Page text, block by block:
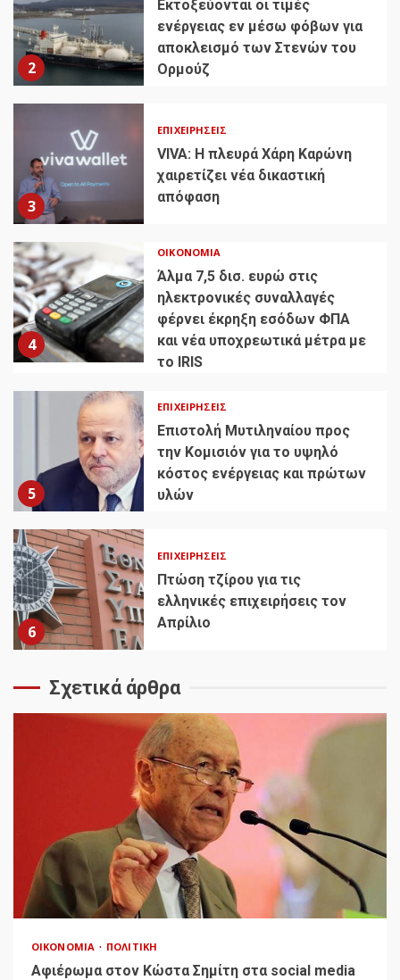
2
Εκτοξεύονται οι τιμές
ενέργειας εν μέσω φόβων για
αποκλεισμό των Στενών του
Ορμούζ
3
ΕΠΙΧΕΙΡΉΣΕΙΣ
VIVA: Η πλευρά Χάρη Καρώνη
χαιρετίζει νέα δικαστική
απόφαση
4
ΟΙΚΟΝΟΜΊΑ
Άλμα 7,5 δισ. ευρώ στις
ηλεκτρονικές συναλλαγές
φέρνει έκρηξη εσόδων ΦΠΑ
και νέα υποχρεωτικά μέτρα με
το IRIS
5
ΕΠΙΧΕΙΡΉΣΕΙΣ
Επιστολή Μυτιληναίου προς
την Κομισιόν για το υψηλό
κόστος ενέργειας και πρώτων
υλών
6
ΕΠΙΧΕΙΡΉΣΕΙΣ
Πτώση τζίρου για τις
ελληνικές επιχειρήσεις τον
Απρίλιο
Σχετικά άρθρα
ΟΙΚΟΝΟΜΊΑ ΠΟΛΙΤΙΚΉ
Αφιέρωμα στον Κώστα Σημίτη στα social media